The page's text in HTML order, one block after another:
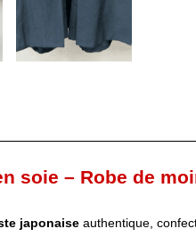
soie – Robe de
japonaise authentique,